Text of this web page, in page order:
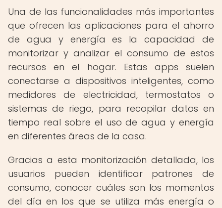
Una de las funcionalidades más importantes
que ofrecen las aplicaciones para el ahorro
de agua y energía es la capacidad de
monitorizar y analizar el consumo de estos
recursos en el hogar. Estas apps suelen
conectarse a dispositivos inteligentes, como
medidores de electricidad, termostatos o
sistemas de riego, para recopilar datos en
tiempo real sobre el uso de agua y energía
en diferentes áreas de la casa.
Gracias a esta monitorización detallada, los
usuarios pueden identificar patrones de
consumo, conocer cuáles son los momentos
del día en los que se utiliza más energía o